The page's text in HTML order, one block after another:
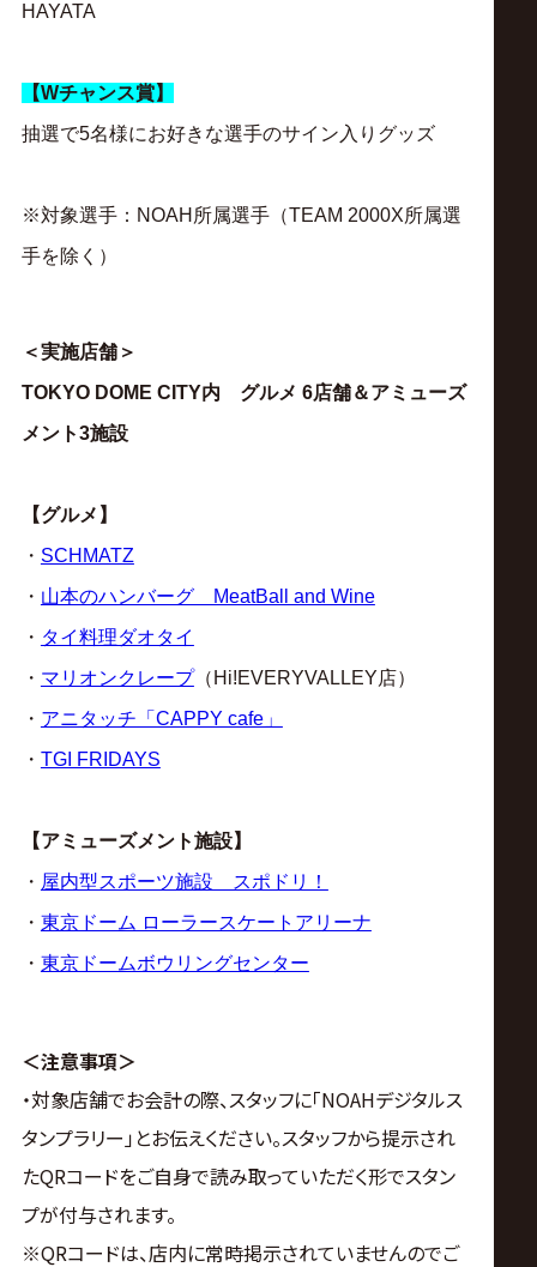
HAYATA
【Wチャンス賞】
抽選で5名様にお好きな選手のサイン入りグッズ
※対象選手：NOAH所属選手（TEAM 2000X所属選
手を除く）
＜実施店舗＞
TOKYO DOME CITY内 グルメ 6店舗＆アミューズ
メント3施設
【グルメ】
・ SCHMATZ
・ 山本のハンバーグ MeatBall and Wine
・ タイ料理ダオタイ
・ マリオンクレープ（Hi!EVERYVALLEY店）
・ アニタッチ「CAPPY cafe」
・ TGI FRIDAYS
【アミューズメント施設】
・ 屋内型スポーツ施設 スポドリ！
・ 東京ドーム ローラースケートアリーナ
・ 東京ドームボウリングセンター
＜注意事項＞
・対象店舗でお会計の際、スタッフに「NOAHデジタルス
タンプラリー」とお伝えください。スタッフから提示され
たQRコードをご自身で読み取っていただく形でスタン
プが付与されます。
※QRコードは、店内に常時掲示されていませんのでご